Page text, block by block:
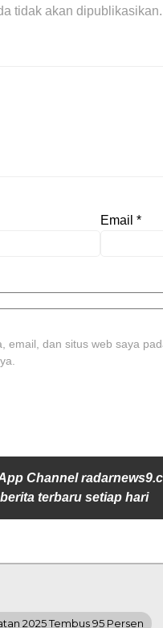
tidak akan dipublikasikan.
Email *
email, dan situs web saya
Channel
terbaru setiap hari
2025 Tembus 95 Persen